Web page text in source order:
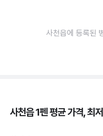
사천읍에 등록된
사천읍 1펜 평균 가격, 최